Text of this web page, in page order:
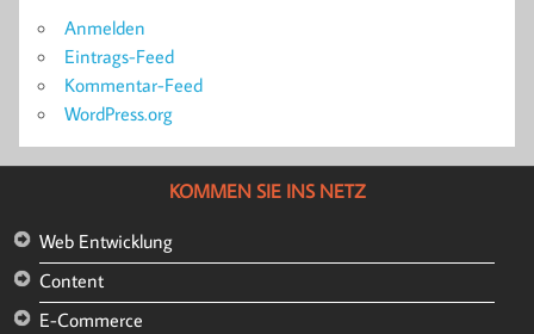
Anmelden
Eintrags-Feed
Kommentar-Feed
WordPress.org
KOMMEN SIE INS NETZ
Web Entwicklung
Content
E-Commerce